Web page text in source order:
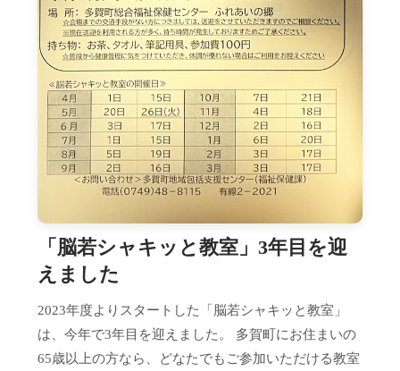
「脳若シャキッと教室」3年目を迎
えました
2023年度よりスタートした「脳若シャキッと教室」
は、今年で3年目を迎えました。 多賀町にお住まいの
65歳以上の方なら、どなたでもご参加いただける教室